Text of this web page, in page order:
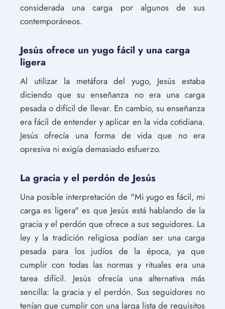
considerada una carga por algunos de sus
contemporáneos.
Jesús ofrece un yugo fácil y una carga
ligera
Al utilizar la metáfora del yugo, Jesús estaba
diciendo que su enseñanza no era una carga
pesada o difícil de llevar. En cambio, su enseñanza
era fácil de entender y aplicar en la vida cotidiana.
Jesús ofrecía una forma de vida que no era
opresiva ni exigía demasiado esfuerzo.
La gracia y el perdón de Jesús
Una posible interpretación de "Mi yugo es fácil, mi
carga es ligera" es que Jesús está hablando de la
gracia y el perdón que ofrece a sus seguidores. La
ley y la tradición religiosa podían ser una carga
pesada para los judíos de la época, ya que
cumplir con todas las normas y rituales era una
tarea difícil. Jesús ofrecía una alternativa más
sencilla: la gracia y el perdón. Sus seguidores no
tenían que cumplir con una larga lista de requisitos